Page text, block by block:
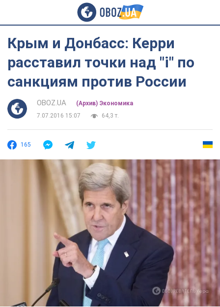
Крым и Донбасс: Керри
расставил точки над "і" по
санкциям против России
OBOZ.UA
(Архив) Экономика
7.07.2016 15:07
64,3 т.
165